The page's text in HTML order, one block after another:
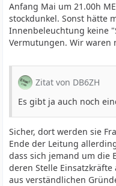
Anfang Mai um 21.00h
stockdunkel. Sonst hätte
Innenbeleuchtung keine
Vermutungen. Wir waren
Zitat von DB6ZH
Es gibt ja auch noch
Sicher, dort werden sie
Ende der Leitung
dass sich jemand um die
deren Stelle
aus verständlichen